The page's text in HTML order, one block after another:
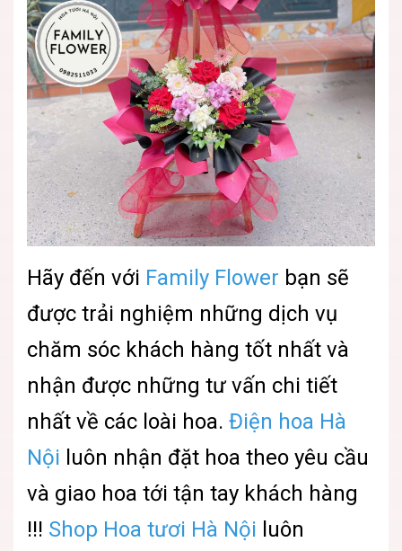
Hãy đến với Family Flower bạn sẽ
được trải nghiệm những dịch vụ
chăm sóc khách hàng tốt nhất và
nhận được những tư vấn chi tiết
nhất về các loài hoa. Điện hoa Hà
Nội luôn nhận đặt hoa theo yêu cầu
và giao hoa tới tận tay khách hàng
!!! Shop Hoa tươi Hà Nội luôn